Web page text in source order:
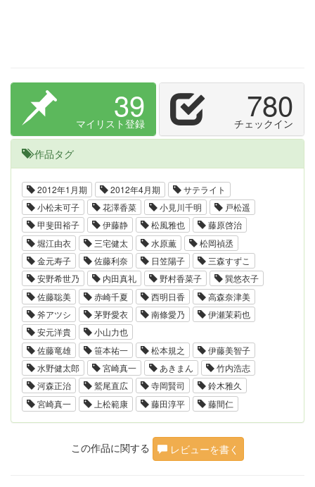
39
マイリスト登録 780
チェックイン
作品タグ
2012年1月期 2012年4月期
サテライト
小松未可子
花澤香菜 小見川千明
戸松遥
甲斐田裕子
伊藤静 松風雅也
藤原啓治
堀江由衣
三宅健太 水原薫
松岡禎丞
金元寿子
佐藤利奈 日笠陽子
三森すずこ
安野希世乃
内田真礼 野村香菜子
巽悠衣子
佐藤聡美
赤崎千夏 西明日香
高森奈津美
斧アツシ
茅野愛衣 南條愛乃
伊瀬茉莉也
安元洋貴
小山力也
佐藤竜雄
笹本祐一 松本規之
伊藤美智子
水野健太郎
宮崎真一 あきまん
竹内浩志
河森正治
鷲尾直広 寺岡賢司
鈴木雅久
宮崎真一
上松範康 藤田淳平 藤間仁
この作品に関する レビューを書く